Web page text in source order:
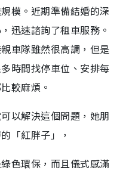
模。近期準備結婚的深
迅速諮詢了租車服務。
車隊雖然很高調，但是
時間找停車位、安排每
較麻煩。
以解決這個問題，她朋
「紅胖子」，
色環保，而且儀式感滿